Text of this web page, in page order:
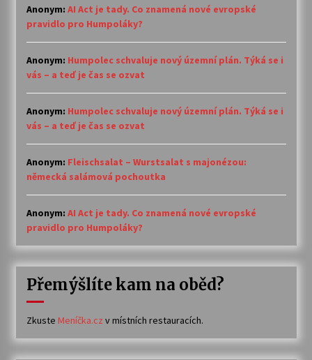
Anonym: AI Act je tady. Co znamená nové evropské
pravidlo pro Humpoláky?
Anonym: Humpolec schvaluje nový územní plán. Týká se i
vás – a teď je čas se ozvat
Anonym: Humpolec schvaluje nový územní plán. Týká se i
vás – a teď je čas se ozvat
Anonym: Fleischsalat – Wurstsalat s majonézou:
německá salámová pochoutka
Anonym: AI Act je tady. Co znamená nové evropské
pravidlo pro Humpoláky?
Přemýšlíte kam na oběd?
Zkuste Meníčka.cz v místních restauracích.